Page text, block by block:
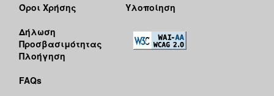
Όροι Χρήσης
Δήλωση
Προσβασιμότητας
Πλοήγηση
FAQs
Υλοποίηση